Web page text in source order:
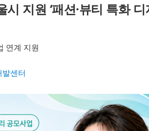
지원 ‘패션·뷰티 특화
연계 지원
센터